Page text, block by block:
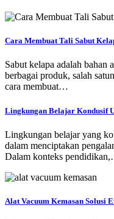
Cara Membuat Tali Sabut
Sabut kelapa adalah bahan
berbagai produk, salah
cara membuat…
Lingkungan Belajar Kondusif
Lingkungan belajar yang
dalam menciptakan
Dalam konteks
Alat Vacuum Kemasan Solusi